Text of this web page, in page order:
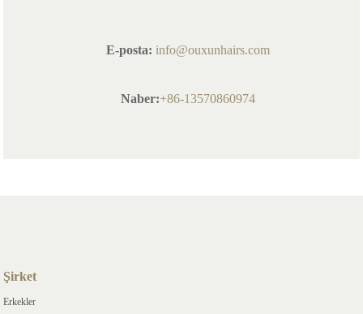
E-posta: info@ouxunhairs.com
Naber:+86-13570860974
Şirket
Erkekler